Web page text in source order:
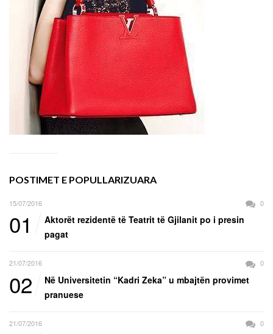
POSTIMET E POPULLARIZUARA
15/07/2016 0
01
Aktorët rezidentë të Teatrit të Gjilanit po i presin
pagat
21/07/2016 0
02
Në Universitetin “Kadri Zeka” u mbajtën provimet
pranuese
21/07/2016 0